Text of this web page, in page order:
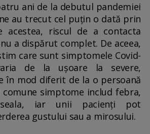
ani de la debutul pandemiei
au trecut cel puțin o dată prin
acestea, riscul de a contacta
a dispărut complet. De aceea,
care sunt simptomele Covid-
de la ușoare la severe,
în mod diferit de la o persoană
comune simptome includ febra,
iar unii pacienți pot
gustului sau a mirosului.